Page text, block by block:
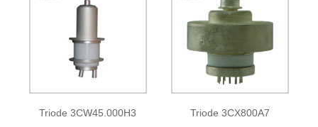
Triode 3CW45.000H3 Triode 3CX800A7